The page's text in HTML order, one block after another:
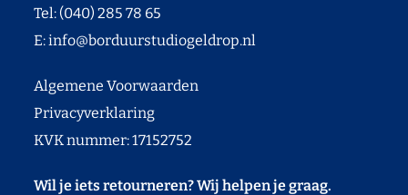
Tel: (040) 285 78 65
E:info@borduurstudiogeldrop.nl
Algemene Voorwaarden
Privacyverklaring
KVK nummer: 17152752
Wil je iets retourneren? Wij helpen je graag.